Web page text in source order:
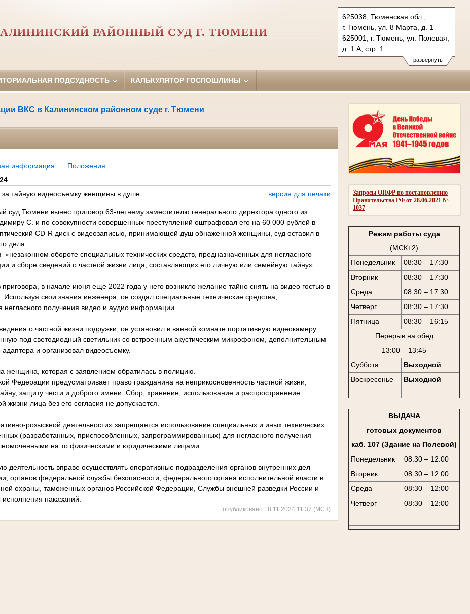
развернуть
625038, Тюменская обл.,
г. Тюмень, ул. 8 Марта, д. 1
625001, г. Тюмень, ул. Полевая,
д. 1 А, стр. 1
Тел.: (3452) 56-87-
32 (уголов.дела), 39-31-
kalininsky.tum@sudrf.ru
РАЙОННЫЙ СУД Г. ТЮМЕНИ
ПОДСУДНОСТЬ КАЛЬКУЛЯТОР ГОСПОШЛИНЫ
Запросы ОПФР по постановлению
Правительства РФ от 28.06.2021 №
1037
Режим работы суда
(МСК+2)
Понедельник
08:30 – 17:30
Вторник
08:30 – 17:30
Среда
08:30 – 17:30
Четверг
08:30 – 17:30
Пятница
08:30 – 16:15
Перерыв на обед
13:00 – 13:45
Суббота
Выходной
Воскресенье
Выходной
ВЫДАЧА
готовых документов
каб. 107 (Здание на Полевой)
Понедельник
08:30 – 12:00
Вторник
08:30 – 12:00
Среда
08:30 – 12:00
Четверг
08:30 – 12:00
ВКС в Калининском районном суде г. Тюмени
информация
Положения
тайную видеосъемку женщины в душе
версия для печати
суд Тюмени вынес приговор 63-летнему заместителю генерального директора одного из
С. и по совокупности совершенных преступлений оштрафовал его на 60 000 рублей в
CD-R диск с видеозаписью, принимающей душ обнаженной женщины, суд оставил в
дела.
обороте специальных технических средств, предназначенных для негласного
и сборе сведений о частной жизни лица, составляющих его личную или семейную тайну».
приговора, в начале июня еще 2022 года у него возникло желание тайно снять на видео гостью в
Используя свои знания инженера, он создал специальные технические средства,
негласного получения видео и аудио информации.
о частной жизни подружки, он установил в ванной комнате портативную видеокамеру
под светодиодный светильник со встроенным акустическим микрофоном, дополнительным
адаптера и организовал видеосъемку.
женщина, которая с заявлением обратилась в полицию.
Федерации предусматривает право гражданина на неприкосновенность частной жизни,
защиту чести и доброго имени. Сбор, хранение, использование и распространение
жизни лица без его согласия не допускается.
розыскной деятельности» запрещается использование специальных и иных технических
(разработанных, приспособленных, запрограммированных) для негласного получения
на то физическими и юридическими лицами.
деятельность вправе осуществлять оперативные подразделения органов внутренних дел
органов федеральной службы безопасности, федерального органа исполнительной власти в
охраны, таможенных органов Российской Федерации, Службы внешней разведки России и
наказаний.
опубликовано 18.11.2024 11:37 (МСК)